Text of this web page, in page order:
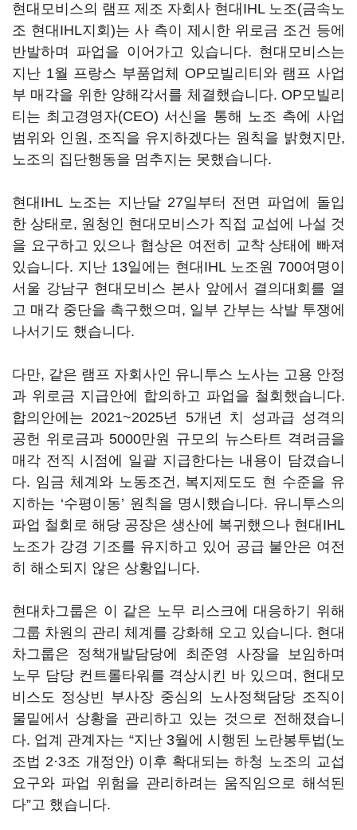
현대모비스의 램프 제조 자회사 현대IHL 노조(금속노
조 현대IHL지회)는 사 측이 제시한 위로금 조건 등에
반발하며 파업을 이어가고 있습니다. 현대모비스는
지난 1월 프랑스 부품업체 OP모빌리티와 램프 사업
부 매각을 위한 양해각서를 체결했습니다. OP모빌리
티는 최고경영자(CEO) 서신을 통해 노조 측에 사업
범위와 인원, 조직을 유지하겠다는 원칙을 밝혔지만,
노조의 집단행동을 멈추지는 못했습니다.
현대IHL 노조는 지난달 27일부터 전면 파업에 돌입
한 상태로, 원청인 현대모비스가 직접 교섭에 나설 것
을 요구하고 있으나 협상은 여전히 교착 상태에 빠져
있습니다. 지난 13일에는 현대IHL 노조원 700여명이
서울 강남구 현대모비스 본사 앞에서 결의대회를 열
고 매각 중단을 촉구했으며, 일부 간부는 삭발 투쟁에
나서기도 했습니다.
다만, 같은 램프 자회사인 유니투스 노사는 고용 안정
과 위로금 지급안에 합의하고 파업을 철회했습니다.
합의안에는 2021~2025년 5개년 치 성과급 성격의
공헌 위로금과 5000만원 규모의 뉴스타트 격려금을
매각 전직 시점에 일괄 지급한다는 내용이 담겼습니
다. 임금 체계와 노동조건, 복지제도도 현 수준을 유
지하는 ‘수평이동’ 원칙을 명시했습니다. 유니투스의
파업 철회로 해당 공장은 생산에 복귀했으나 현대IHL
노조가 강경 기조를 유지하고 있어 공급 불안은 여전
히 해소되지 않은 상황입니다.
현대차그룹은 이 같은 노무 리스크에 대응하기 위해
그룹 차원의 관리 체계를 강화해 오고 있습니다. 현대
차그룹은 정책개발담당에 최준영 사장을 보임하며
노무 담당 컨트롤타워를 격상시킨 바 있으며, 현대모
비스도 정상빈 부사장 중심의 노사정책담당 조직이
물밑에서 상황을 관리하고 있는 것으로 전해졌습니
다. 업계 관계자는 “지난 3월에 시행된 노란봉투법(노
조법 2·3조 개정안) 이후 확대되는 하청 노조의 교섭
요구와 파업 위험을 관리하려는 움직임으로 해석된
다”고 했습니다.